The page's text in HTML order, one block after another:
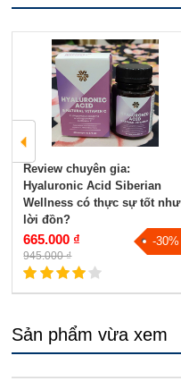
Review chuyên gia:
Hyaluronic Acid Siberian
Wellness có thực sự tốt như
lời đồn?
665.000 ₫
945.000 ₫
-30%
Sản phẩm vừa xem